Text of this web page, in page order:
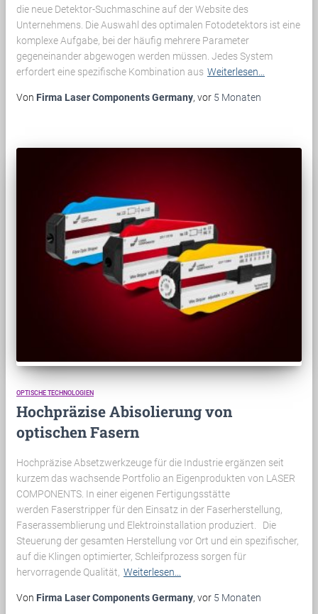
die neue Detektor-Suchmaschine auf der Website des
Unternehmens. Die Auswahl des optimalen Fotodetektors ist eine
komplexe Aufgabe, bei der häufig mehrere Parameter
gegeneinander abgewogen werden müssen. Jedes System
erfordert eine spezifische Kombination aus Weiterlesen…
Von Firma Laser Components Germany, vor 5 Monaten
OPTISCHE TECHNOLOGIEN
Hochpräzise Abisolierung von
optischen Fasern
Hochpräzise Absetzwerkzeuge für die Industrie ergänzen seit
kurzem das wachsende Portfolio an Eigenprodukten von LASER
COMPONENTS. In einer eigenen Fertigungsstätte
werden Faserstripper für den Einsatz in der Faserherstellung,
Faserassemblierung und Elektroinstallation produziert. Die
Steuerung der gesamten Herstellung vor Ort und ein spezifischer,
auf die Klingen optimierter, Schleifprozess sorgen für
hervorragende Qualität, Weiterlesen…
Von Firma Laser Components Germany, vor 5 Monaten